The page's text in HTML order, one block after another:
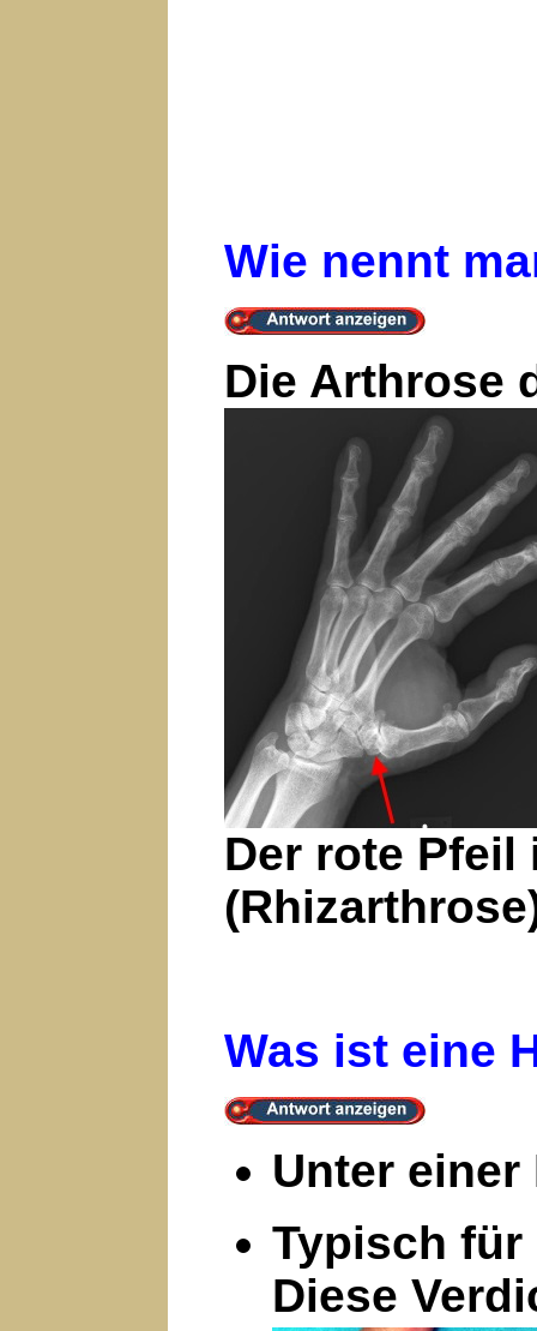
Wie nennt
Die Arthrose
Der rote
Was ist eine
Unter
Typisch für
Diese